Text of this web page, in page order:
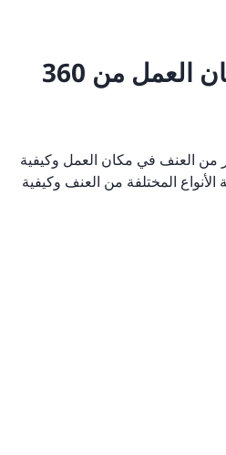
7. العنف في مكان العمل من 360
من العنف في مكان العمل وكيفية
المختلفة من العنف وكيفية